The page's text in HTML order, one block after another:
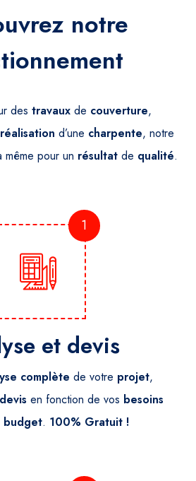
notre
des travauxde couverture,
réalisation d’une charpente, notre
pour un résultat de qualité.
1
et devis
complète de votre projet,
devis en fonction de vos besoins
budget. 100% Gratuit !